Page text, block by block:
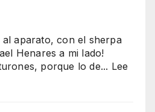
Entrada
Moros
al aparato, con el sherpa
Henares a mi lado!
porque lo de... Lee